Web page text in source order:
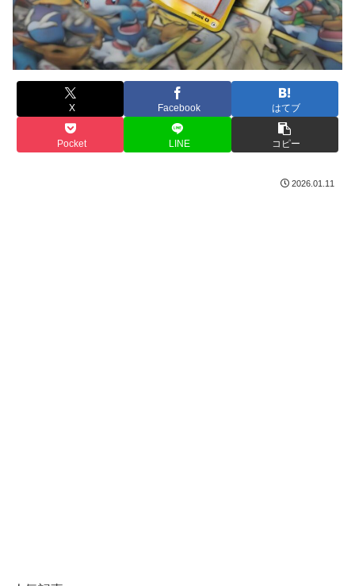
X Facebook はてブ
Pocket LINE コピー
2026.01.11